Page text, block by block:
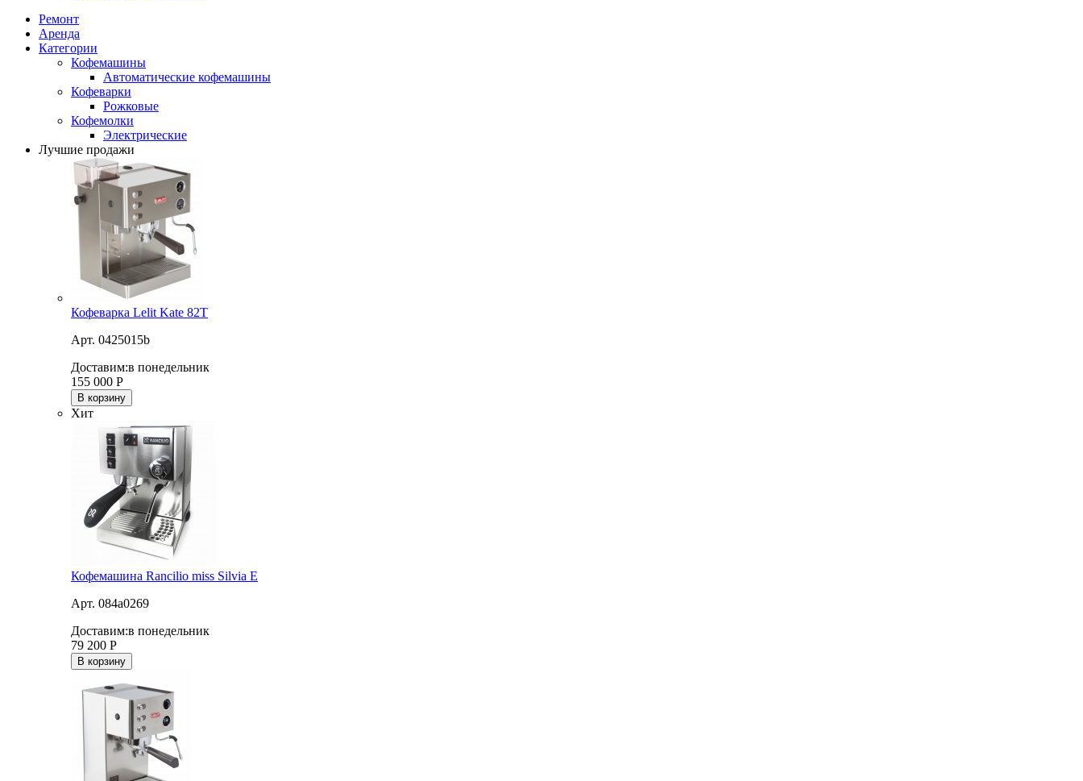
Ремонт
Аренда
Категории
Кофемашины
Автоматические кофемашины
Кофеварки
Рожковые
Кофемолки
Электрические
Лучшие продажи
Кофеварка Lelit Kate 82T
Арт. 0425015b
Доставим:в понедельник
155 000 Р
В корзину
Хит
Кофемашина Rancilio miss Silvia E
Арт. 084a0269
Доставим:в понедельник
79 200 Р
В корзину